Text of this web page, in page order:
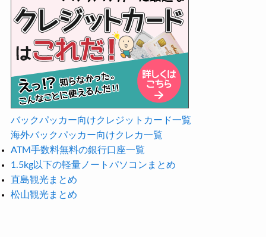
バックパッカー向けクレジットカード一覧
海外バックパッカー向けクレカ一覧
ATM手数料無料の銀行口座一覧
1.5kg以下の軽量ノートパソコンまとめ
直島観光まとめ
松山観光まとめ